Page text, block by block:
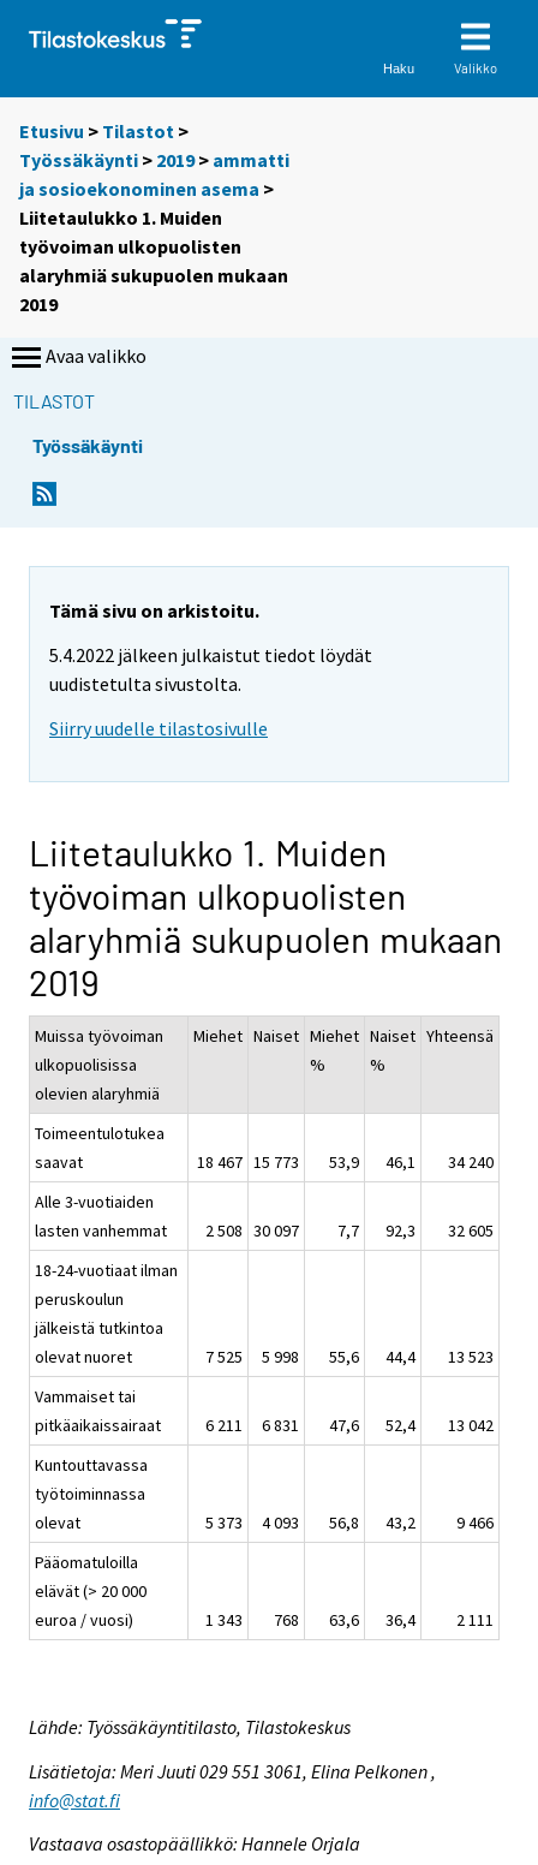
Haku Valikko
Etusivu > Tilastot >
Työssäkäynti > 2019> ammatti
ja sosioekonominen asema >
Liitetaulukko 1. Muiden
työvoiman ulkopuolisten
alaryhmiä sukupuolen mukaan
2019
Avaa valikko
TILASTOT
Työssäkäynti
Tämä sivu on arkistoitu.
5.4.2022 jälkeen julkaistut tiedot löydät
uudistetulta sivustolta.
Siirry uudelle tilastosivulle
Liitetaulukko 1. Muiden
työvoiman ulkopuolisten
alaryhmiä sukupuolen mukaan
2019
Muissa työvoiman
ulkopuolisissa
olevien alaryhmiä
Miehet Naiset Miehet
%
Naiset
%
Yhteensä
Toimeentulotukea
saavat
18 467 15 773 53,9 46,1
34 240
Alle 3-vuotiaiden
lasten vanhemmat
2 508 30 097 7,7 92,3
32 605
18-24-vuotiaat ilman
peruskoulun
jälkeistä tutkintoa
olevat nuoret
7 525 5 998 55,6 44,4
13 523
Vammaiset tai
pitkäaikaissairaat
6 211 6 831 47,6 52,4
13 042
Kuntouttavassa
työtoiminnassa
olevat
5 373 4 093 56,8 43,2
9 466
Pääomatuloilla
elävät (> 20 000
euroa / vuosi)
1 343 768 63,6 36,4 2 111
Lähde: Työssäkäyntitilasto, Tilastokeskus
Lisätietoja: Meri Juuti 029 551 3061, Elina Pelkonen ,
info@stat.fi
Vastaava osastopäällikkö: Hannele Orjala